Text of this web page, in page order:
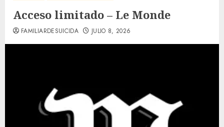
Acceso limitado – Le Monde
FAMILIARDESUICIDA JULIO 8, 2026